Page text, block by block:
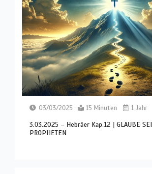
03/03/2025 15 Minuten 1 Jahr
3.03.2025 – Hebräer Kap.12 | GLAUBE
PROPHETEN